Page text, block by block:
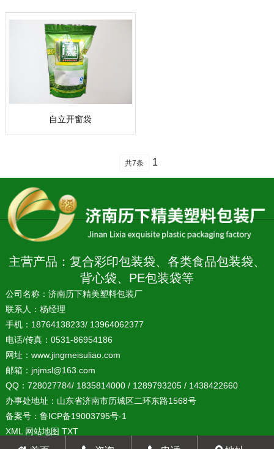
自立开窗袋
共7条 1
主营产品：复合彩印包装袋、各类食品包装袋、
背心袋、PE包装袋等
公司名称：济南历下精美塑料包装厂
联系人：杨经理
手机：18764138233/ 13964062377
电话/传真：0531-86954186
网址： www.jingmeisuliao.com
邮箱：jnjmsl@163.com
QQ：728027784/ 1835814000 / 1289793205 / 1438422660
办事处地址：山东省济南市历城区二环东路1568号
备案号： 鲁ICP备19003795号-1
XML 网站地图 TXT
鲁公网安备 37010202001586号